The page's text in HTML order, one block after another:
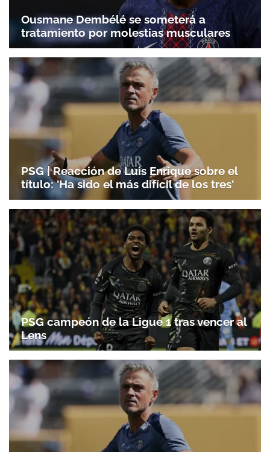
Ousmane Dembélé se someterá a
tratamiento por molestias musculares
PSG | Reacción de Luis Enrique sobre el
título: 'Ha sido el más difícil de los tres'
PSG campeón de la Ligue 1 tras vencer al
Lens